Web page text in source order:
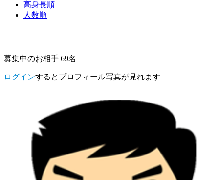
高身長順
人数順
募集中のお相手 69名
ログインするとプロフィール写真が見れます